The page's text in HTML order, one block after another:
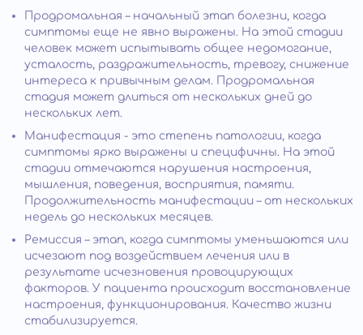
Продромальная – начальный этап болезни, когда
симптомы еще не явно выражены. На этой стадии
человек может испытывать общее недомогание,
усталость, раздражительность, тревогу, снижение
интереса к привычным делам. Продромальная
стадия может длиться от нескольких дней до
нескольких лет.
Манифестация - это степень патологии, когда
симптомы ярко выражены и специфичны. На этой
стадии отмечаются нарушения настроения,
мышления, поведения, восприятия, памяти.
Продолжительность манифестации – от нескольких
недель до нескольких месяцев.
Ремиссия – этап, когда симптомы уменьшаются или
исчезают под воздействием лечения или в
результате исчезновения провоцирующих
факторов. У пациента происходит восстановление
настроения, функционирования. Качество жизни
стабилизируется.